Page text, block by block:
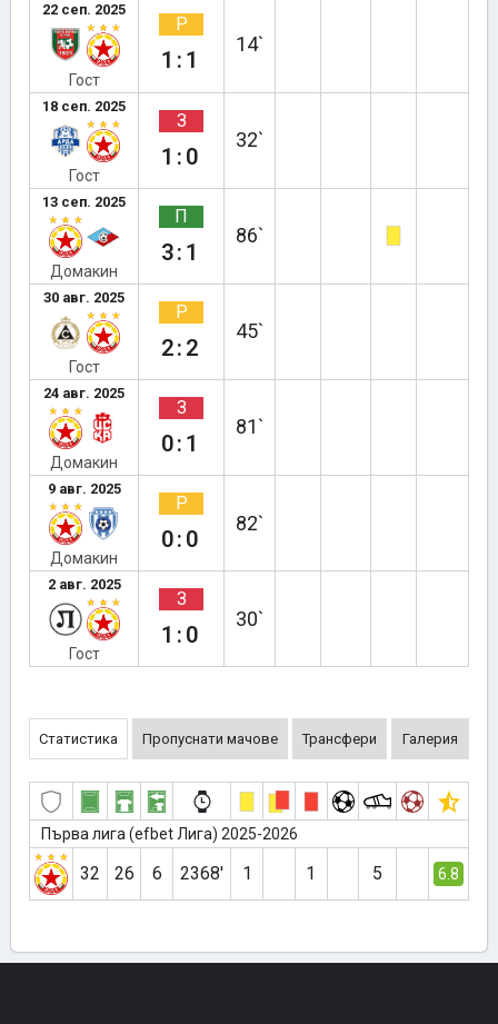
22 сеп. 2025
Гост
Р
1:1
14`
18 сеп. 2025
Гост
З
1:0
32`
13 сеп. 2025
Домакин
П
3:1
86`
30 авг. 2025
Гост
Р
2:2
45`
24 авг. 2025
Домакин
З
0:1
81`
9 авг. 2025
Домакин
Р
0:0
82`
2 авг. 2025
Гост
З
1:0
30`
Статистика Пропуснати мачове Трансфери Галерия
Първа лига (efbet Лига) 2025-2026
32 26 6 2368′ 1 1 5 6.8